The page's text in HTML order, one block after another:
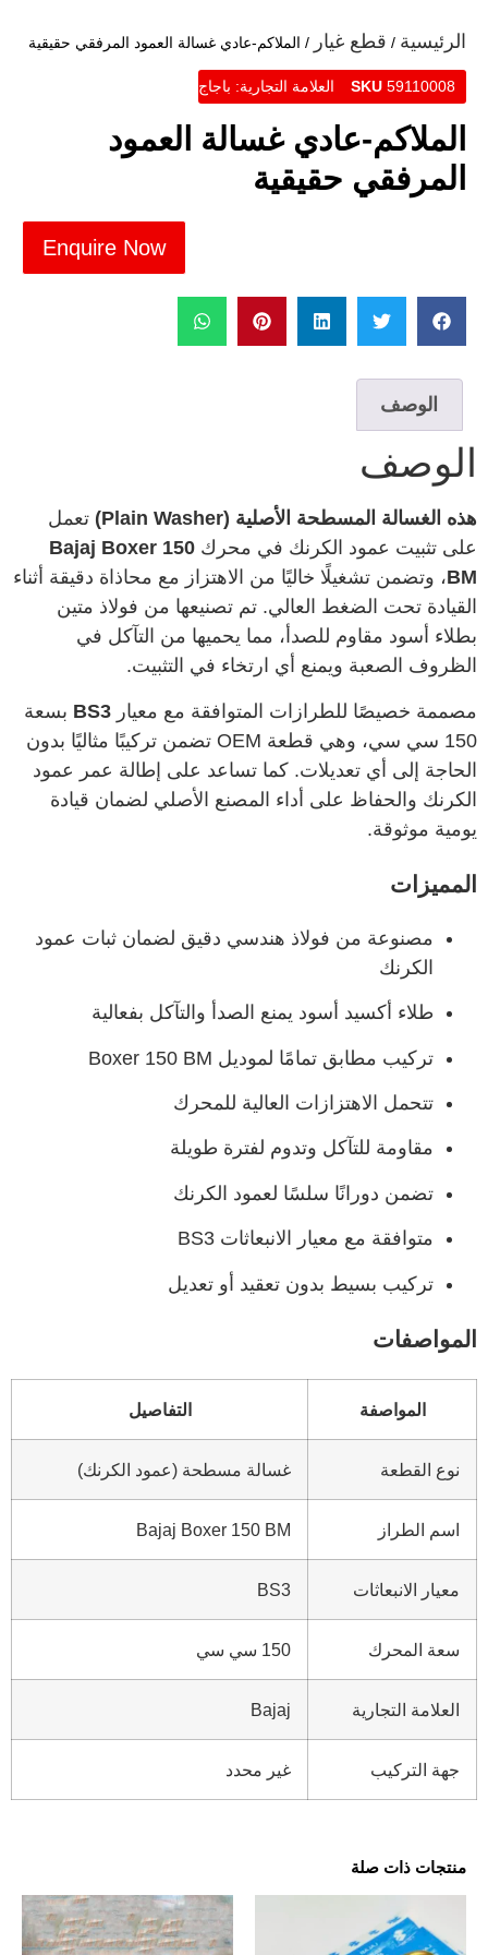
الرئيسية / قطع غيار / الملاكم-عادي غسالة العمود المرفقي حقيقية
SKU 59110008 العلامة التجارية: باجاج
الملاكم-عادي غسالة العمود
المرفقي حقيقية
Enquire Now
الوصف
الوصف
هذه الغسالة المسطحة الأصلية (Plain Washer)
تعمل
على تثبيت عمود الكرنك في محرك Bajaj Boxer 150
BM، وتضمن تشغيلًا خاليًا من الاهتزاز مع محاذاة دقيقة أثناء
القيادة تحت الضغط العالي. تم تصنيعها من فولاذ متين
بطلاء أسود مقاوم للصدأ، مما يحميها من التآكل في
الظروف الصعبة ويمنع أي ارتخاء في التثبيت.
مصممة خصيصًا للطرازات المتوافقة مع معيار BS3 بسعة
150 سي سي، وهي قطعة OEM تضمن تركيبًا مثاليًا بدون
الحاجة إلى أي تعديلات. كما تساعد على إطالة عمر عمود
الكرنك والحفاظ على أداء المصنع الأصلي لضمان قيادة
يومية موثوقة.
المميزات
مصنوعة من فولاذ هندسي دقيق لضمان ثبات عمود
الكرنك
طلاء أكسيد أسود يمنع الصدأ والتآكل بفعالية
تركيب مطابق تمامًا لموديل Boxer 150 BM
تتحمل الاهتزازات العالية للمحرك
مقاومة للتآكل وتدوم لفترة طويلة
تضمن دورانًا سلسًا لعمود الكرنك
متوافقة مع معيار الانبعاثات BS3
تركيب بسيط بدون تعقيد أو تعديل
المواصفات
المواصفة التفاصيل
نوع القطعة غسالة مسطحة (عمود الكرنك)
اسم الطراز Bajaj Boxer 150 BM
معيار الانبعاثات BS3
سعة المحرك 150 سي سي
العلامة التجارية Bajaj
جهة التركيب غير محدد
منتجات ذات صلة